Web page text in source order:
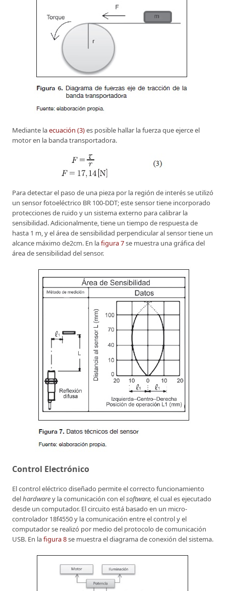
Mediante laecuación (3)es posible hallar la fuerza que ejerce el
motor en la banda transportadora.
Para detectar el paso de una pieza por la región de interés se utilizó
un sensor fotoeléctrico BR 100-DDT; este sensor tiene incorporado
protecciones de ruido y un sistema externo para calibrar la
sensibilidad. Adicionalmente, tiene un tiempo de respuesta de
hasta 1 m, y el área de sensibilidad perpendicular al sensor tiene un
alcance máximo de2cm. En lafigura 7se muestra una gráfica del
área de sensibilidad del sensor.
Control Electrónico
El control eléctrico diseñado permite el correcto funcionamiento
delhardwarey la comunicación con elsoftware, el cual es ejecutado
desde un computador. El circuito está basado en un micro-
controlador 18f4550 y la comunicación entre el control y el
computador se realizó por medio del protocolo de comunicación
USB. En lafigura 8se muestra el diagrama de conexión del sistema.